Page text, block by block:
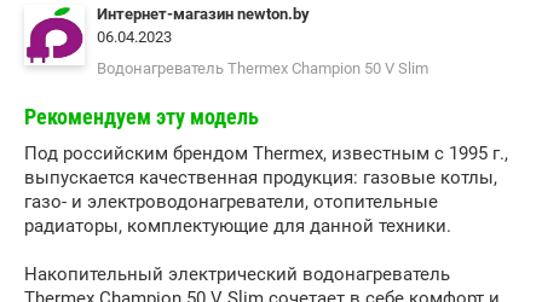
Интернет-магазин newton.by
06.04.2023
Водонагреватель Thermex Champion 50 V Slim
Рекомендуем эту модель
Под российским брендом Thermex, известным с 1995 г.,
выпускается качественная продукция: газовые котлы,
газо- и электроводонагреватели, отопительные
радиаторы, комплектующие для данной техники.
Накопительный электрический водонагреватель